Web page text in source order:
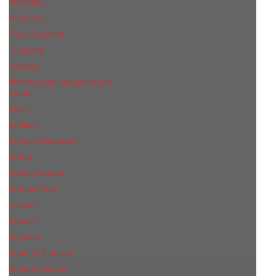
Nina Ricci
Paco Rabanne
Trussardi
Versace
Женская парфюмерия
Ajmal
Alaia
Annifen
Antonio Banderas
Armaf
Ariana Grande
Armand Basi
Azzaro
Benefit
Beyonce
Bond № 9 unisex
Bottega Veneta